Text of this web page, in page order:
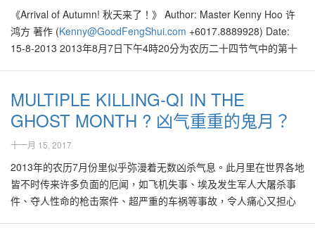
栏谨以有限的好风水堪舆研究知识为读者提供拙见，以供参考。 风
水是中国历史悠久有深奥的一门玄学。它也被称为“青鸟术”、“青囊
术”等。较为学术性的称它为“堪舆学”，即是研究人类赖以生长的微
观物质如阳光、空气、水、树木和土地等，和宏观环境如天、地、
界。 风水或堪舆学的根本基础和核心思想依据来源于《易经》的阴
阳与五行平衡之道。在从不间断的演变与进化的过程里，风水的理
在。 根据不少对风水古籍与献文的研究，“风水”最早见于晋代郭璞
（ 276-324 ）所著的《葬书》：“气，乘风则散，界水则止；古人聚
之使不散，行之使有止，故谓之风水。” 这段文字是有关风水的最早
的定义。这部著作中还提出了风水的要旨：“风水之法，得水为上，
藏风次之。” 关于风水有相当多的评论，不少人认为风水是中华文化
《Arrival of Autumn! 秋天来了！》 Author: Master Kenny Hoo 许
鸿方 著作 (Kenny@GoodFengShui.com +6017.8889928) Date:
15-8-2013 2013年8月7日下午4時20分为农历二十四节气中的第十
凉，偶而下一阵雨，空气中的烟霾也为之减低不少。 对中医学有研
究的人，应该有听闻“秋天宜养肺”的说法。这是由于在秋天时分，天
气比较干燥，容易对肺部功能带来负荷。燥氣通於肺，秋天的燥氣
最易傷肺，容易导致肺燥陰虧，因此秋天最需要潤肺。 在秋天，身
体的保养宜注重肺部与呼吸系统包括鼻子功能，因此饮食重点是在
柔润温养。大家在立秋后应多选择食用水份多而且容易被消化收的
食材，如梨、罗汉果、百合、白木耳、川贝、葡萄、豆浆甚至燕窝
MULTIPLE KILLING-QI IN THE
GHOST MONTH ? 凶气重重的鬼月？
十一月 15, 2017
2013年的农历7月份里似乎弥漫着无数凶杀气息。此月里在世界各地
皆不时传来许多负面的厄闻，如飞机失事、埃及发生军人大屠杀事
件、夺人性命的枪击案件、超严重的车祸等事故，令人痛心又担心